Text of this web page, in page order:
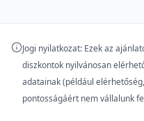
Jogi nyilatkozat: Ezek az
diszkontok nyilvánosan
adatainak (például
pontosságáért nem vállalunk